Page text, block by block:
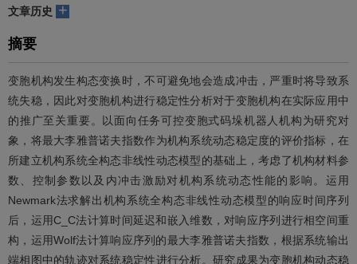
网
文章历史 +
摘要
变胞机构发生构态变换时，不可避免地会造成冲击，严重时将导致系
统失稳，因此对变胞机构进行稳定性分析对于变胞机构在实际应用中
的推广至关重要。以面向任务可控变胞式码垛机器人机构为研究对
象，将最大李雅普诺夫指数作为机构系统动态稳定度的评价指标，在
所建立机构系统全构态非线性动态模型的基础上，考虑了机构材料参
数、控制参数以及内冲击激励对机构系统动态性能的影响。运用
Newmark法求解出机构系统全构态非线性动态模型的响应时间序列
后，运用C_C法计算时间延迟和嵌入维数，对响应序列进行相空间重
构，运用Wolf法计算响应序列的最大李雅普诺夫指数，根据系统输出
端相图中的轨迹对系统稳定性进行分析。研究成果为变胞机构动态稳